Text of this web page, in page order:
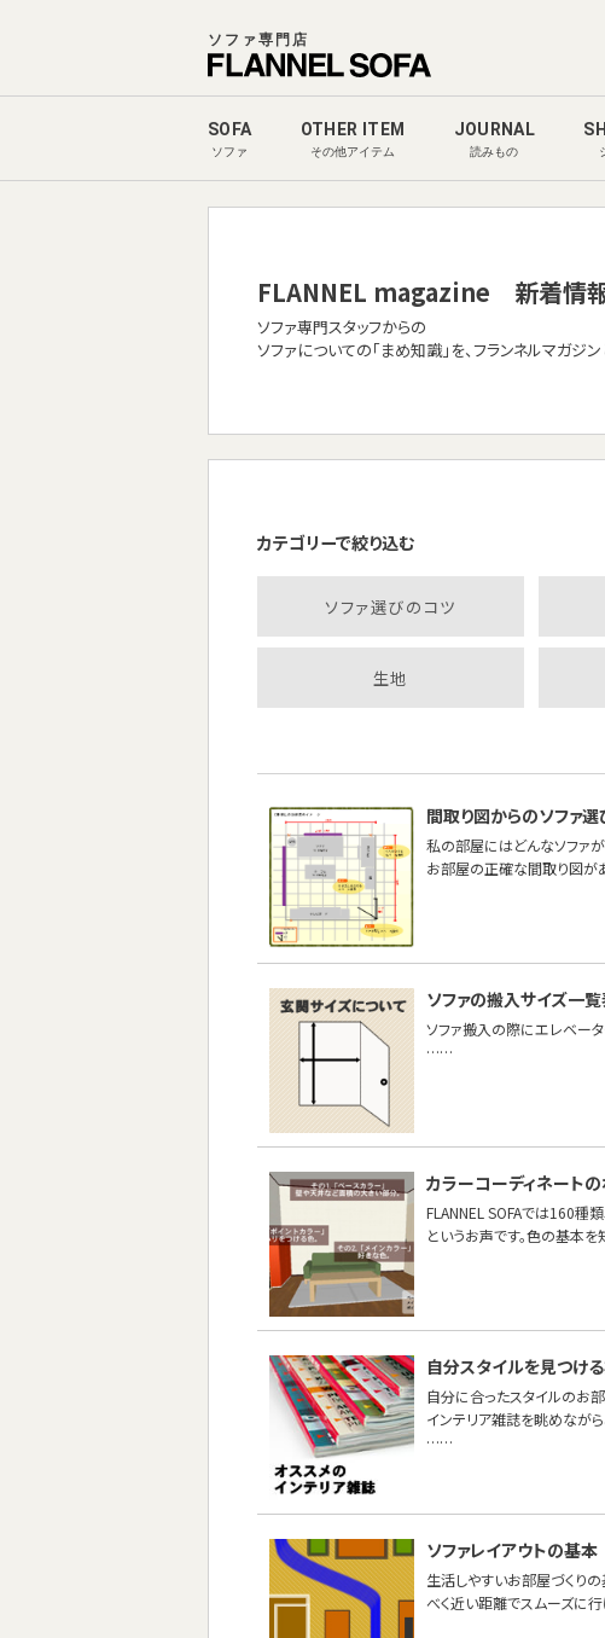
ソファ専門店
SOFA
ソファ
OTHER ITEM
その他アイテム
JOURNAL
読みもの
FLANNEL magazine 新着情
ソファ専門スタッフからの
ソファについての「まめ知識」を、フランネルマガジン
カテゴリーで絞り込む
ソファ選びのコツ
生地
間取り図からのソファ選
私の部屋にはどんなソファ
お部屋の正確な間取り図が
ソファの搬入サイズ一
ソファ搬入の際にエレベー
……
カラーコーディネート
FLANNEL SOFAでは160種
というお声です。色の基本
自分スタイルを見つけ
自分に合ったスタイルのお
インテリア雑誌を眺めなが
……
ソファレイアウトの基本
生活しやすいお部屋づくり
べく近い距離でスムーズに